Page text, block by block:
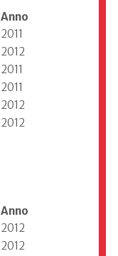
Anno
2011
2012
2011
2011
2012
2012
Anno
2012
2012